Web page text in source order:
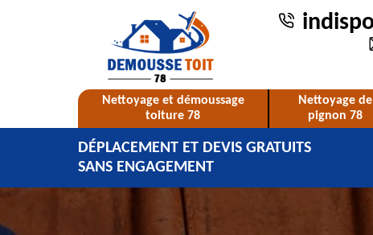
Nettoyage et démoussage
toiture 78
Nettoyage de
pignon 78
DÉPLACEMENT ET DEVIS GRATUITS
SANS ENGAGEMENT